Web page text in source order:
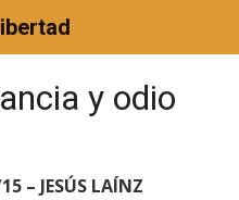
y odio
– JESÚS LAÍNZ